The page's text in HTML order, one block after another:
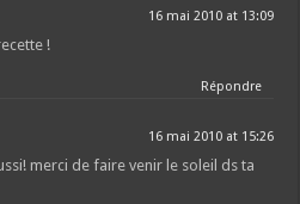
16 mai 2010 at 13:09
!
Répondre
16 mai 2010 at 15:26
merci de faire venir le soleil ds ta